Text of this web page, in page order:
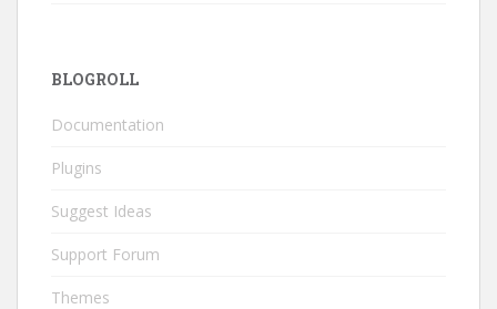
BLOGROLL
Documentation
Plugins
Suggest Ideas
Support Forum
Themes